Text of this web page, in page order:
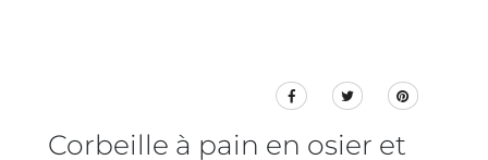
Corbeille à pain en osier et